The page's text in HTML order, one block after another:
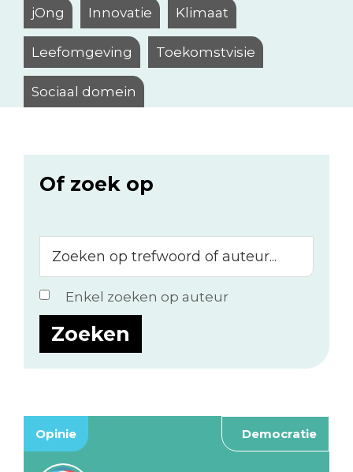
jOng Innovatie Klimaat
Leefomgeving Toekomstvisie
Sociaal domein
Of zoek op
op
trefwoord
of
auteur...
Enkel zoeken op auteur
Opinie Democratie